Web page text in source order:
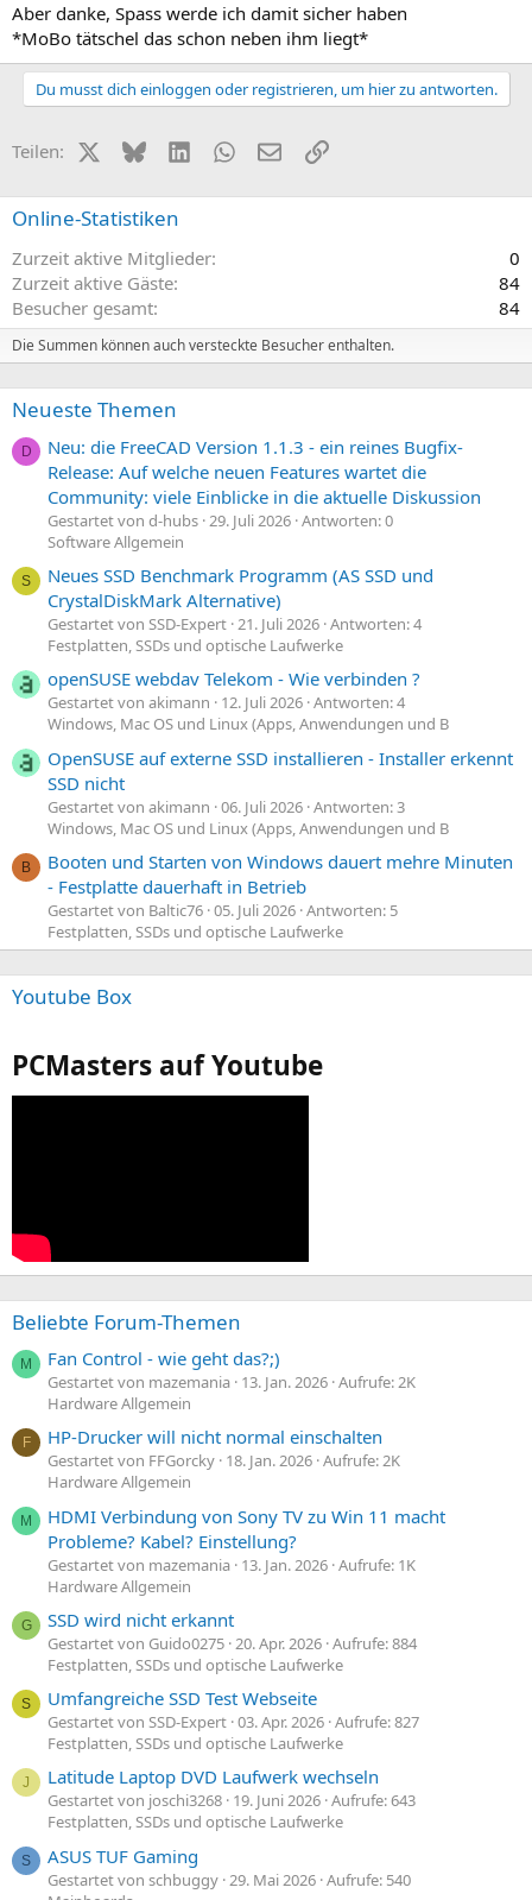
Aber danke, Spass werde ich damit sicher haben
*MoBo tätschel das schon neben ihm liegt*
Du musst dich einloggen oder registrieren, um hier zu antworten.
Teilen: X (Twitter)
BlueskyLinkedInWhatsApp
E-MailLink
Online-Statistiken
Zurzeit aktive Mitglieder
0
Zurzeit aktive Gäste
84
Besucher gesamt
84
Die Summen können auch versteckte Besucher enthalten.
Neueste Themen
D
Neu: die FreeCAD Version 1.1.3 - ein reines Bugfix-
Release: Auf welche neuen Features wartet die
Community: viele Einblicke in die aktuelle Diskussion
Gestartet von d-hubs 29. Juli 2026 Antworten: 0
Software Allgemein
S
Neues SSD Benchmark Programm (AS SSD und
CrystalDiskMark Alternative)
Gestartet von SSD-Expert 21. Juli 2026 Antworten: 4
Festplatten, SSDs und optische Laufwerke
openSUSE webdav Telekom - Wie verbinden ?
Gestartet von akimann 12. Juli 2026 Antworten: 4
Windows, Mac OS und Linux (Apps, Anwendungen und B
OpenSUSE auf externe SSD installieren - Installer erkennt
SSD nicht
Gestartet von akimann 06. Juli 2026 Antworten: 3
Windows, Mac OS und Linux (Apps, Anwendungen und B
B
Booten und Starten von Windows dauert mehre Minuten
- Festplatte dauerhaft in Betrieb
Gestartet von Baltic76 05. Juli 2026 Antworten: 5
Festplatten, SSDs und optische Laufwerke
Youtube Box
PCMasters auf Youtube
Beliebte Forum-Themen
M Fan Control - wie geht das?;)
Gestartet von mazemania 13. Jan. 2026 Aufrufe: 2K
Hardware Allgemein
F HP-Drucker will nicht normal einschalten
Gestartet von FFGorcky 18. Jan. 2026 Aufrufe: 2K
Hardware Allgemein
M
HDMI Verbindung von Sony TV zu Win 11 macht
Probleme? Kabel? Einstellung?
Gestartet von mazemania 13. Jan. 2026 Aufrufe: 1K
Hardware Allgemein
G SSD wird nicht erkannt
Gestartet von Guido0275 20. Apr. 2026 Aufrufe: 884
Festplatten, SSDs und optische Laufwerke
S Umfangreiche SSD Test Webseite
Gestartet von SSD-Expert 03. Apr. 2026 Aufrufe: 827
Festplatten, SSDs und optische Laufwerke
J Latitude Laptop DVD Laufwerk wechseln
Gestartet von joschi3268 19. Juni 2026 Aufrufe: 643
Festplatten, SSDs und optische Laufwerke
S ASUS TUF Gaming
Gestartet von schbuggy 29. Mai 2026 Aufrufe: 540